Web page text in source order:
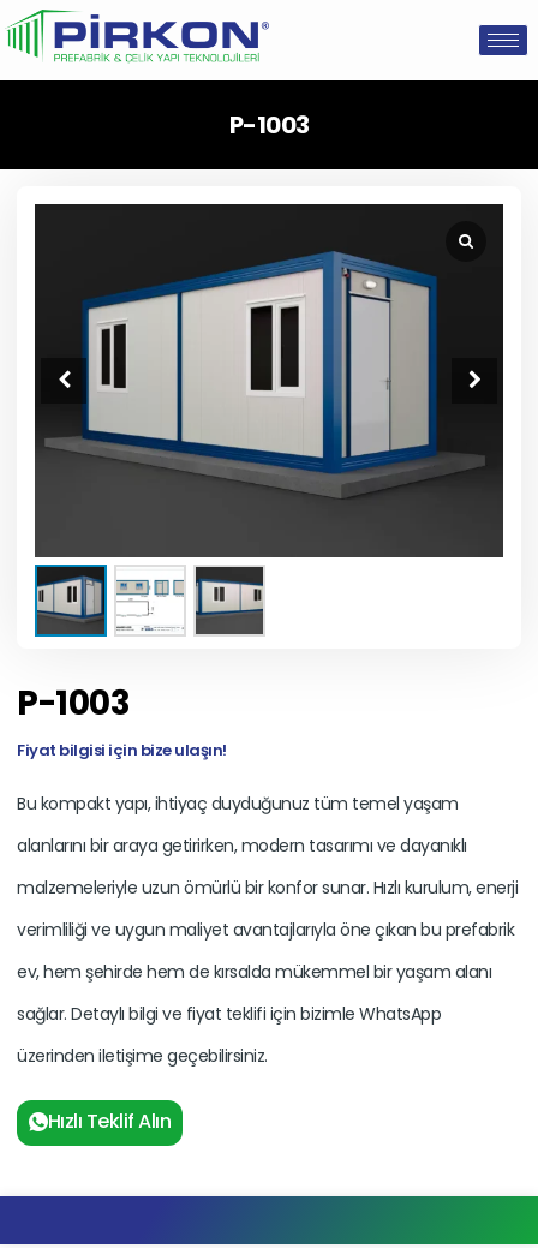
P-1003
P-1003
Fiyat bilgisi için bize ulaşın!
Bu kompakt yapı, ihtiyaç duyduğunuz tüm temel yaşam
alanlarını bir araya getirirken, modern tasarımı ve dayanıklı
malzemeleriyle uzun ömürlü bir konfor sunar. Hızlı kurulum, enerji
verimliliği ve uygun maliyet avantajlarıyla öne çıkan bu prefabrik
ev, hem şehirde hem de kırsalda mükemmel bir yaşam alanı
sağlar. Detaylı bilgi ve fiyat teklifi için bizimle WhatsApp
üzerinden iletişime geçebilirsiniz.
Hızlı Teklif Alın